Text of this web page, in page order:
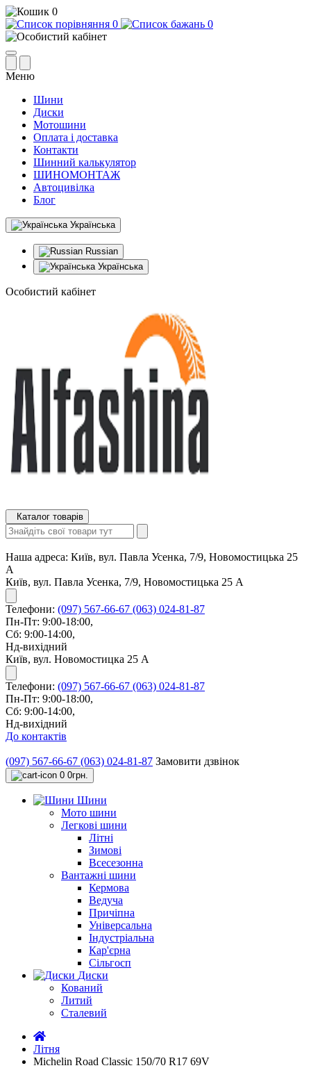
0
0
0
Меню
Шини
Диски
Мотошини
Оплата і доставка
Контакти
Шинний калькулятор
ШИНОМОНТАЖ
Автоцивілка
Блог
Українська
Russian
Українська
Особистий кабінет
Каталог товарів
Наша адреса: Київ, вул. Павла Усенка, 7/9, Новомостицька 25
А
Київ, вул. Павла Усенка, 7/9, Новомостицька 25 А
Телефони: (097) 567-66-67 (063) 024-81-87
Пн-Пт: 9:00-18:00,
Сб: 9:00-14:00,
Нд-вихідний
Київ, вул. Новомостицка 25 А
Телефони: (097) 567-66-67 (063) 024-81-87
Пн-Пт: 9:00-18:00,
Сб: 9:00-14:00,
Нд-вихідний
До контактів
(097) 567-66-67 (063) 024-81-87 Замовити дзвінок
0 0грн.
Шини
Мото шини
Легкові шини
Літні
Зимові
Всесезонна
Вантажні шини
Кермова
Ведуча
Причіпна
Універсальна
Індустріальна
Кар'єрна
Сільгосп
Диски
Кований
Литий
Сталевий
Літня
Michelin Road Classic 150/70 R17 69V